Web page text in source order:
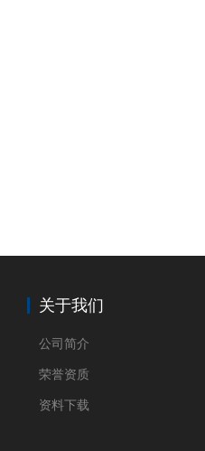
关于我们
公司简介
荣誉资质
资料下载